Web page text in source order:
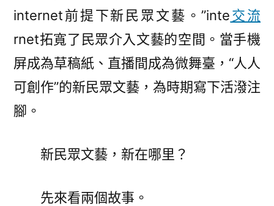
internet前提下新民眾文藝。”inte交流
rnet拓寬了民眾介入文藝的空間。當手機
屏成為草稿紙、直播間成為微舞臺，“人人
可創作”的新民眾文藝，為時期寫下活潑注
腳。
新民眾文藝，新在哪里？
先來看兩個故事。